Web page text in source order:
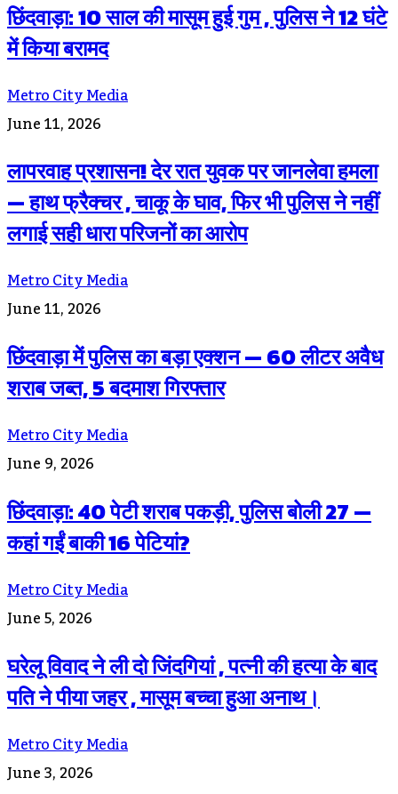
छिंदवाड़ा: 10 साल की मासूम हुई गुम , पुलिस ने 12 घंटे
में किया बरामद
Metro City Media
June 11, 2026
लापरवाह प्रशासन! देर रात युवक पर जानलेवा हमला
— हाथ फ्रैक्चर , चाकू के घाव, फिर भी पुलिस ने नहीं
लगाई सही धारा परिजनों का आरोप
Metro City Media
June 11, 2026
छिंदवाड़ा में पुलिस का बड़ा एक्शन — 60 लीटर अवैध
शराब जब्त, 5 बदमाश गिरफ्तार
Metro City Media
June 9, 2026
छिंदवाड़ा: 40 पेटी शराब पकड़ी, पुलिस बोली 27 —
कहां गईं बाकी 16 पेटियां?
Metro City Media
June 5, 2026
घरेलू विवाद ने ली दो जिंदगियां , पत्नी की हत्या के बाद
पति ने पीया जहर , मासूम बच्चा हुआ अनाथ।
Metro City Media
June 3, 2026